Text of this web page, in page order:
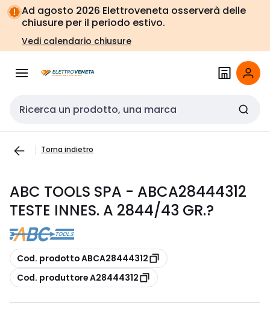
Vai alla
navigazione
Vai
alla
pagina
Ad agosto 2026 Elettroveneta osserverà delle
chiusure per il periodo estivo.
Vedi calendario chiusure
Cerca input
Torna indietro
ABC TOOLS SPA - ABCA28444312
TESTE INNES. A 2844/43 GR.?
copia
Cod. prodotto ABCA28444312
copia
Cod. produttore A28444312